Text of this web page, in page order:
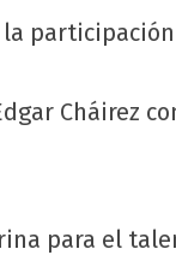
Cháirez
para el